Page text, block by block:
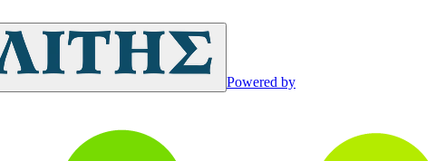
Powered by